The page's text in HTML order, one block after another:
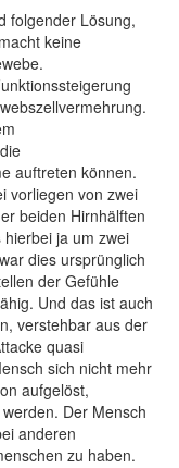
folgender Lösung,
keine
auftreten können.
vorliegen von zwei
beiden Hirnhälften
ja um zwei
dies ursprünglich
der Gefühle
Und das ist auch
verstehbar aus der
quasi
sich nicht mehr
aufgelöst,
Der Mensch
anderen
zu haben.